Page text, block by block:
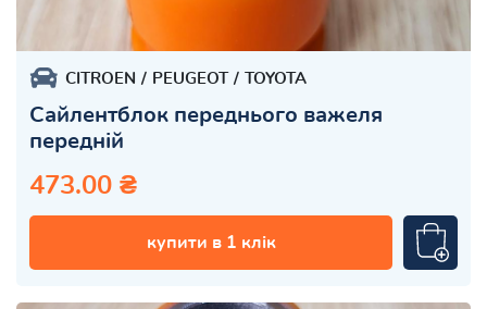
CITROEN PEUGEOT TOYOTA
Сайлентблок переднього важеля
передній
473.00 ₴
купити в 1 клік